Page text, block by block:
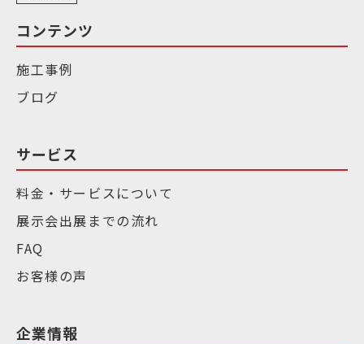
コンテンツ
施工事例
ブログ
サービス
料金・サービスについて
展示会出展までの流れ
FAQ
お客様の声
企業情報